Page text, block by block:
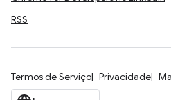
RSS
Termos de Serviço Privacidade